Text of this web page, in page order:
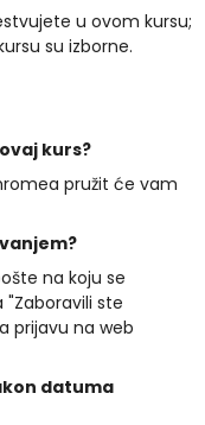
u ovom kursu;
su izborne.
kurs?
pružit će vam
na koju se
"Zaboravili ste
prijavu na web
datuma